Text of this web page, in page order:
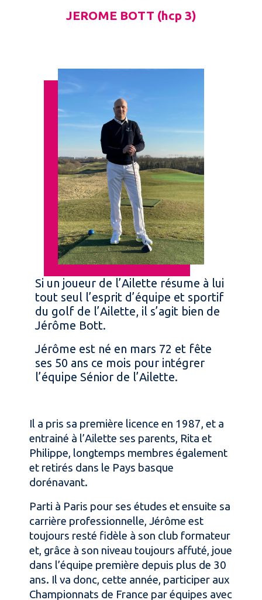
JEROME BOTT (hcp 3)​
Si un joueur de l’Ailette résume à lui
tout seul l’esprit d’équipe et sportif
du golf de l’Ailette, il s’agit bien de
Jérôme Bott.
Jérôme est né en mars 72 et fête
ses 50 ans ce mois pour intégrer
l’équipe Sénior de l’Ailette.
Il a pris sa première licence en 1987, et a
entrainé à l’Ailette ses parents, Rita et
Philippe, longtemps membres également
et retirés dans le Pays basque
dorénavant.
Parti à Paris pour ses études et ensuite sa
carrière professionnelle, Jérôme est
toujours resté fidèle à son club formateur
et, grâce à son niveau toujours affuté, joue
dans l’équipe première depuis plus de 30
ans. Il va donc, cette année, participer aux
Championnats de France par équipes avec